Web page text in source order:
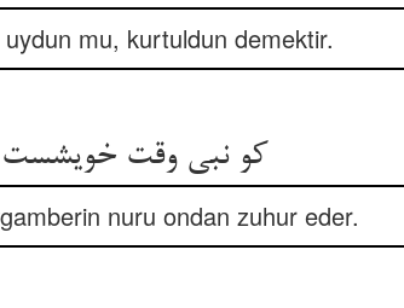
mu, kurtuldun demektir.
nuru ondan zuhur eder.